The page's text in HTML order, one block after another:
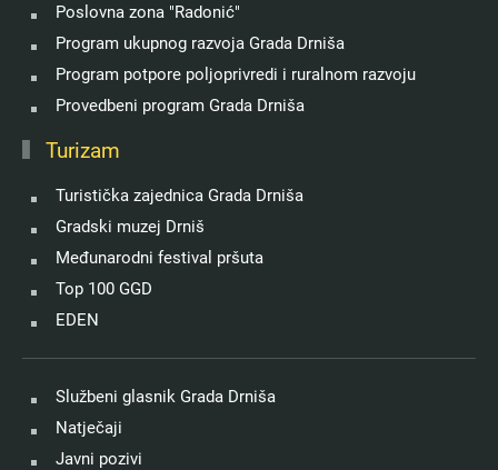
Poslovna zona "Radonić"
Program ukupnog razvoja Grada Drniša
Program potpore poljoprivredi i ruralnom razvoju
Provedbeni program Grada Drniša
Turizam
Turistička zajednica Grada Drniša
Gradski muzej Drniš
Međunarodni festival pršuta
Top 100 GGD
EDEN
Službeni glasnik Grada Drniša
Natječaji
Javni pozivi